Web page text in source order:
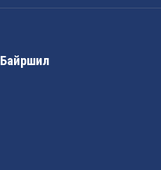
Байршил